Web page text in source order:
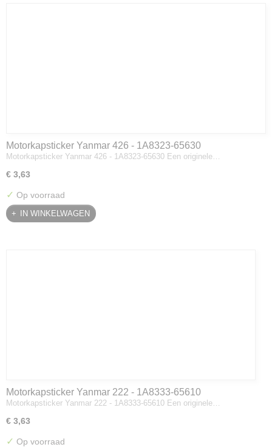
Motorkapsticker Yanmar 426 - 1A8323-65630
Motorkapsticker Yanmar 426 - 1A8323-65630 Een originele…
€ 3,63
✓ Op voorraad
IN WINKELWAGEN
Motorkapsticker Yanmar 222 - 1A8333-65610
Motorkapsticker Yanmar 222 - 1A8333-65610 Een originele…
€ 3,63
✓ Op voorraad